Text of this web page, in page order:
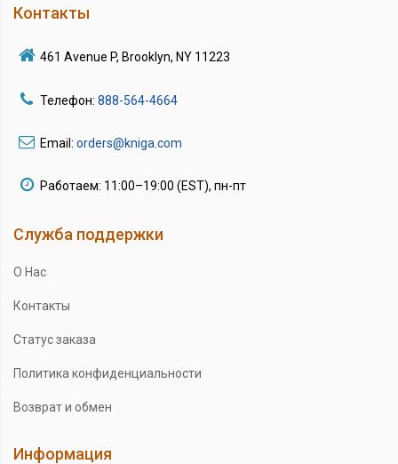
Контакты
461 Avenue P, Brooklyn, NY 11223
Телефон: 888-564-4664
Email: orders@kniga.com
Работаем: 11:00–19:00 (EST), пн-пт
Служба поддержки
О Нас
Контакты
Статус заказа
Политика конфиденциальности
Возврат и обмен
Информация